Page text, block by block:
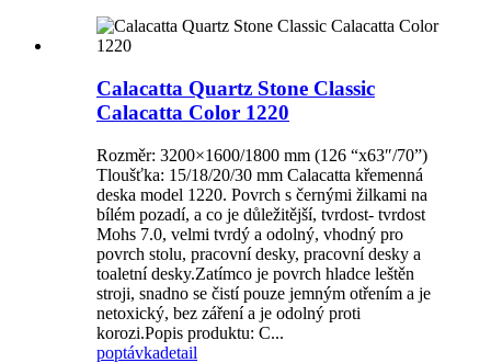
Calacatta Quartz Stone Classic
Calacatta Color 1220
Rozměr: 3200×1600/1800 mm (126 “x63″/70”)
Tloušťka: 15/18/20/30 mm Calacatta křemenná
deska model 1220. Povrch s černými žilkami na
bílém pozadí, a co je důležitější, tvrdost- tvrdost
Mohs 7.0, velmi tvrdý a odolný, vhodný pro
povrch stolu, pracovní desky, pracovní desky a
toaletní desky.Zatímco je povrch hladce leštěn
stroji, snadno se čistí pouze jemným otřením a je
netoxický, bez záření a je odolný proti
korozi.Popis produktu: C...
poptávkadetail